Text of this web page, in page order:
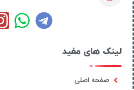
لینک های مفید
صفحه اصلی